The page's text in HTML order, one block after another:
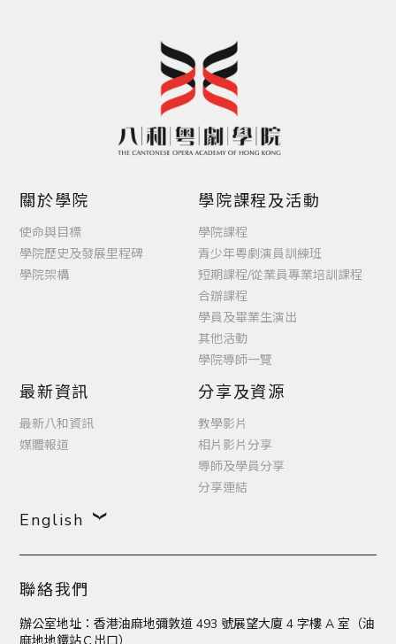
關於學院
使命與目標
學院歷史及發展里程碑
學院架構
學院課程及活動
學院課程
青少年粵劇演員訓練班
短期課程/從業員專業培訓課程
合辦課程
學員及畢業生演出
其他活動
學院導師一覽
最新資訊
最新八和資訊
媒體報道
分享及資源
教學影片
相片影片分享
導師及學員分享
分享連結
English
聯絡我們
辦公室地址：香港油麻地彌敦道 493 號展望大廈 4 字樓 A 室（油